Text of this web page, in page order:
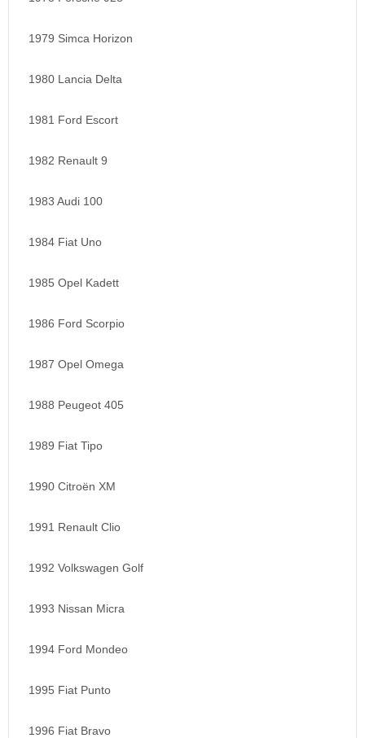
1979 Simca Horizon
1980 Lancia Delta
1981 Ford Escort
1982 Renault 9
1983 Audi 100
1984 Fiat Uno
1985 Opel Kadett
1986 Ford Scorpio
1987 Opel Omega
1988 Peugeot 405
1989 Fiat Tipo
1990 Citroën XM
1991 Renault Clio
1992 Volkswagen Golf
1993 Nissan Micra
1994 Ford Mondeo
1995 Fiat Punto
1996 Fiat Bravo